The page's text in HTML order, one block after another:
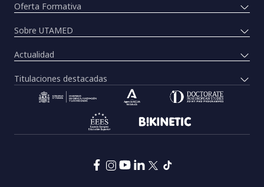
Oferta Formativa
Sobre UTAMED
Actualidad
Titulaciones destacadas